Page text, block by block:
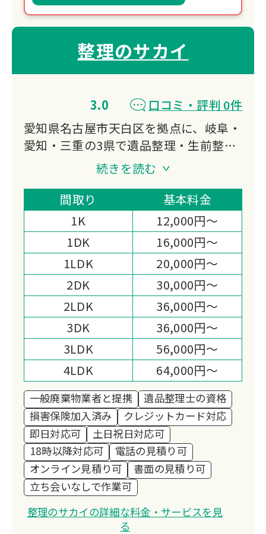
整理のサカイ
3.0
口コミ・評判 0件
愛知県名古屋市天白区を拠点に、岐阜・
愛知・三重の3県で遺品整理・生前整
理・特殊清掃に対応する「整理のサカ
遺品整理士の資格を持つスタッフが貴重
品の捜索に責任を持ち、当日現金での高
価買取まで対応する体制が選ばれる理由
です。
続きを読む
間取り
基本料金
1K
12,000円～
1DK
16,000円～
1LDK
20,000円～
2DK
30,000円～
2LDK
36,000円～
3DK
36,000円～
3LDK
56,000円～
4LDK
64,000円～
一般廃棄物業者と提携
遺品整理士の資格
損害保険加入済み
クレジットカード対応
即日対応可
土日祝日対応可
18時以降対応可
電話の見積り可
オンライン見積り可
書面の見積り可
立ち会いなしで作業可
整理のサカイの詳細な料金・サービスを見
る